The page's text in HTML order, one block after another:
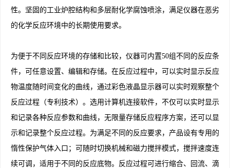
性。坚固的工业炉腔结构和多层耐化学腐蚀喷涂，满足仪器在恶劣
的化学反应环境中的长期使用要求。
为便于不同反应环境的存储和比较，仪器可内置50组不同的反应条
件，可任意设置、编辑和存储。在反应过程中，可以实时显示反应
物温度随时间变化的曲线，通过彩色液晶显示器可以实时观察整个
反应过程（专利技术）。选用计算机连接软件，不仅可以实时显示
和记录各种反应参数和曲线，无限量存储反应程序方案，还可以显
示和记录整个反应过程。为满足不同的反应要求，产品设有专用的
惰性保护气体入口；可随时切换机械和磁力搅拌模式，搅拌速度连
续可调，适用于不同的反应底物。反应过程可进行缩合、回流、滴